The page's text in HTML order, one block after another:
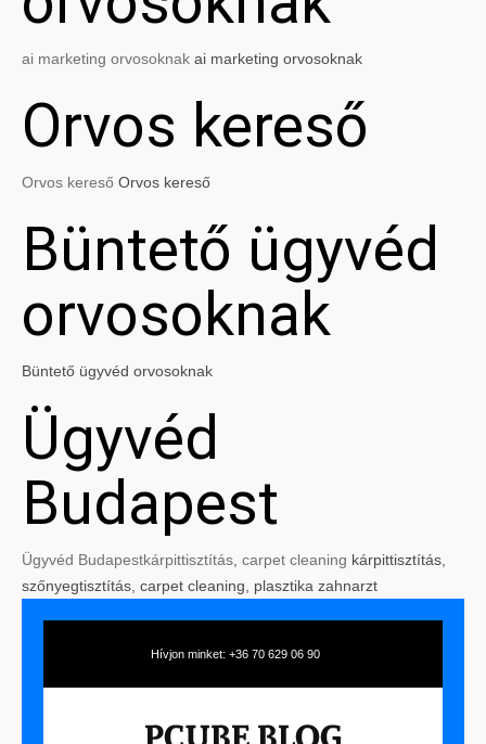
ai marketing orvosoknak ai marketing orvosoknak
Orvos kereső
Orvos kereső Orvos kereső
Büntető ügyvéd
orvosoknak
Büntető ügyvéd orvosoknak
Ügyvéd
Budapest
Ügyvéd Budapestkárpittisztítás carpet cleaning kárpittisztítás,
szőnyegtisztítás, carpet cleaning, plasztika zahnarzt
Hívjon minket: +36 70 629 06 90